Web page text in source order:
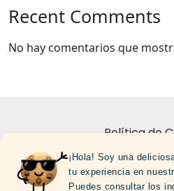
Recent Comments
No hay comentarios que
Política de
Politica de
Sobre
¡Hola! Soy una
tu experiencia en
Puedes consultar los